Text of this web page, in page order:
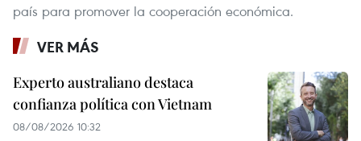
país para promover la cooperación económica.
VER MÁS
Experto australiano destaca
confianza política con Vietnam
08/08/2026 10:32